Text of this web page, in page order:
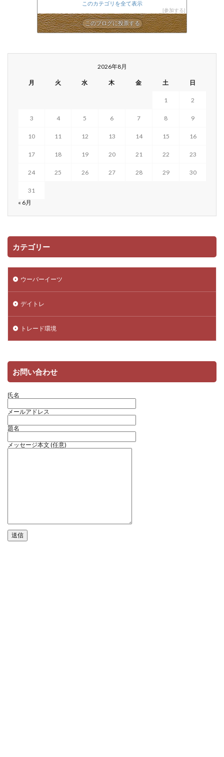
このカテゴリを全て表示
参加する
このブログに投票する
2026年8月
月 火 水 木 金 土 日
1 2
3 4 5 6 7 8 9
10 11 12 13 14 15 16
17 18 19 20 21 22 23
24 25 26 27 28 29 30
31
« 6月
カテゴリー
ウーバーイーツ
デイトレ
トレード環境
お問い合わせ
氏名
メールアドレス
題名
メッセージ本文 (任意)